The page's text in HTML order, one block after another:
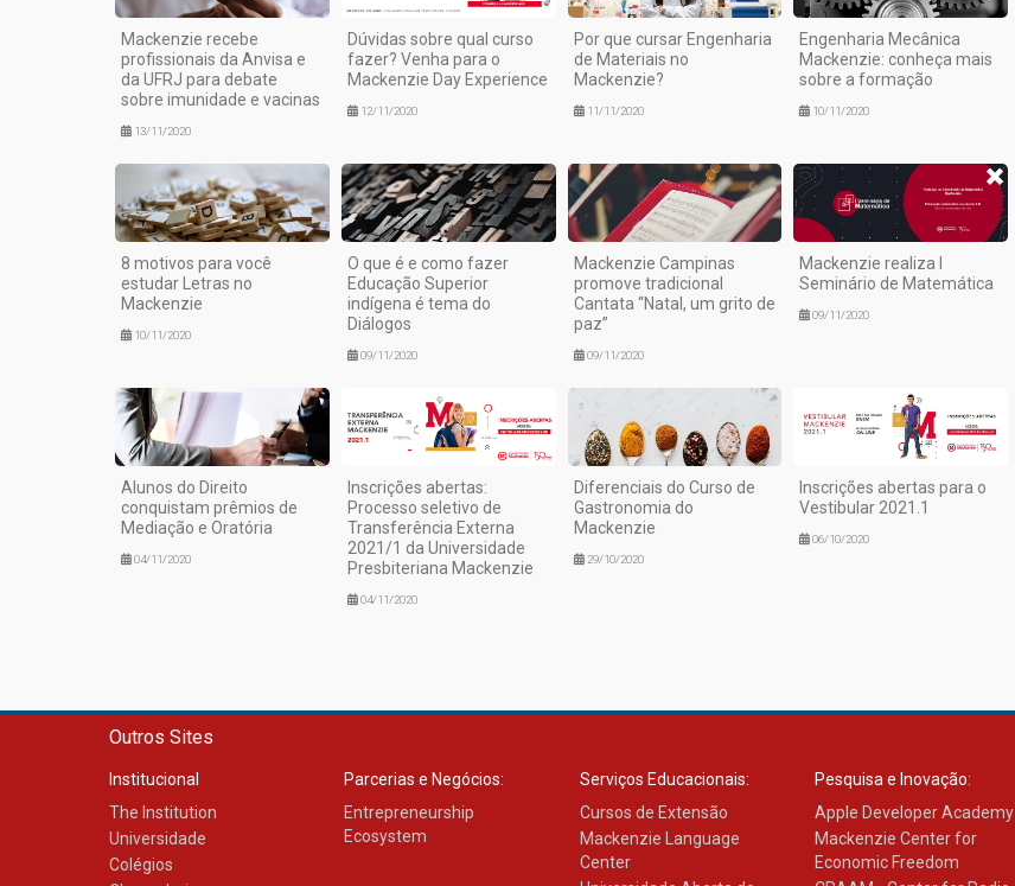
Mackenzie recebe
profissionais da Anvisa e
da UFRJ para debate
sobre imunidade e vacinas
13/11/2020
Dúvidas sobre qual curso
fazer? Venha para o
Mackenzie Day Experience
12/11/2020
Por que cursar Engenharia
de Materiais no
Mackenzie?
11/11/2020
Engenharia Mecânica
Mackenzie: conheça mais
sobre a formação
10/11/2020
8 motivos para você
estudar Letras no
Mackenzie
10/11/2020
O que é e como fazer
Educação Superior
indígena é tema do
Diálogos
09/11/2020
Mackenzie Campinas
promove tradicional
Cantata “Natal, um grito de
paz”
09/11/2020
Mackenzie realiza I
Seminário de Matemática
09/11/2020
Alunos do Direito
conquistam prêmios de
Mediação e Oratória
04/11/2020
Inscrições abertas:
Processo seletivo de
Transferência Externa
2021/1 da Universidade
Presbiteriana Mackenzie
04/11/2020
Diferenciais do Curso de
Gastronomia do
Mackenzie
29/10/2020
Inscrições abertas para o
Vestibular 2021.1
06/10/2020
Outros Sites
Institucional
The Institution
Universidade
Colégios
Parcerias e Negócios:
Entrepreneurship
Ecosystem
Serviços Educacionais:
Cursos de Extensão
Mackenzie Language
Center
Pesquisa e Inovação:
Apple Developer Academy
Mackenzie Center for
Economic Freedom